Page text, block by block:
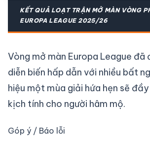
KẾT QUẢ LOẠT TRẬN MỞ MÀN VÒNG
EUROPA LEAGUE 2025/26
Vòng mở màn Europa League đã
diễn biến hấp dẫn với nhiều bất
hiệu một mùa giải hứa hẹn sẽ
kịch tính cho người hâm mộ.
Góp ý / Báo lỗi